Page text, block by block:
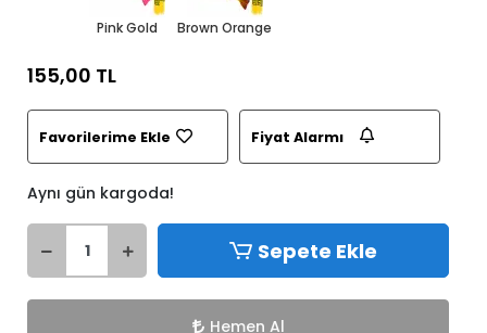
Pink Gold Brown Orange
155,00 TL
Favorilerime Ekle Fiyat Alarmı
Aynı gün kargoda!
Sepete Ekle
Hemen Al